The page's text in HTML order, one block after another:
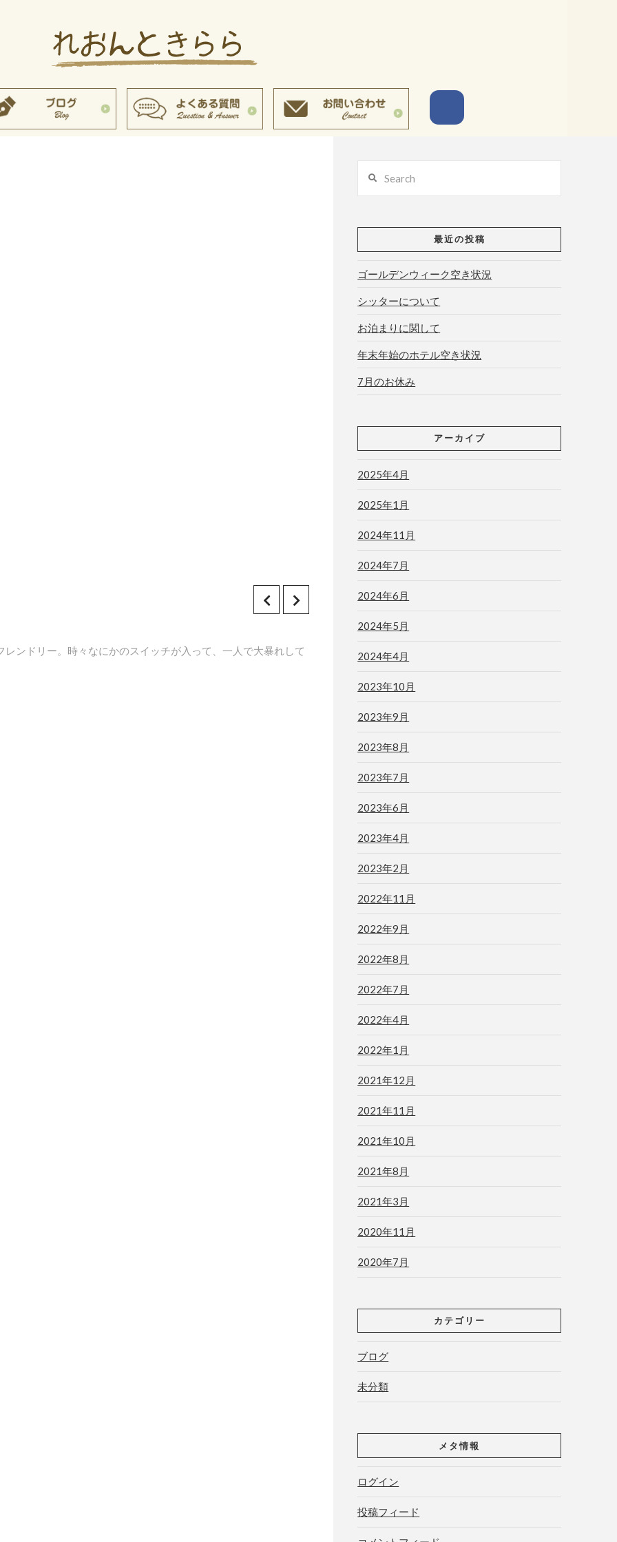
ンドリー。時々なにかのスイッチが入って、一人で大暴れして
最近の投稿
ゴールデンウィーク空き状況
シッターについて
お泊まりに関して
年末年始のホテル空き状況
7月のお休み
アーカイブ
2025年4月
2025年1月
2024年11月
2024年7月
2024年6月
2024年5月
2024年4月
2023年10月
2023年9月
2023年8月
2023年7月
2023年6月
2023年4月
2023年2月
2022年11月
2022年9月
2022年8月
2022年7月
2022年4月
2022年1月
2021年12月
2021年11月
2021年10月
2021年8月
2021年3月
2020年11月
2020年7月
カテゴリー
ブログ
未分類
メタ情報
ログイン
投稿フィード